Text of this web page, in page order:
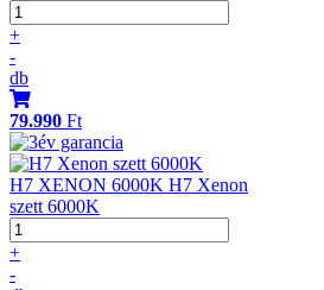
+
-
db
79.990 Ft
H7 XENON 6000K H7 Xenon
szett 6000K
+
-